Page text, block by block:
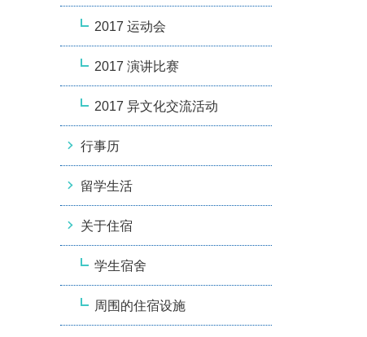
2017 运动会
2017 演讲比赛
2017 异文化交流活动
行事历
留学生活
关于住宿
学生宿舍
周围的住宿设施